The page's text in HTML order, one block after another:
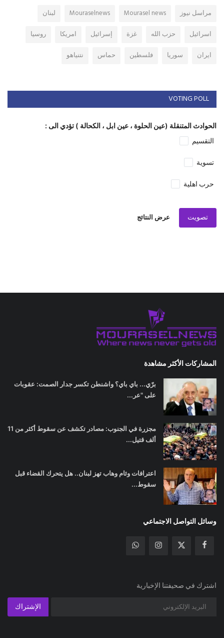
مراسل نيوز Mourasel news
Mouraselnews
لبنان
اسرائيل
حزب الله غزة إسرائيل امريكا
روسيا
ايران
سوريا فلسطين حماس نتنياهو
VOTING POLL
الحوادث المتنقلة (عين الحلوة ، عين ابل ، الكحالة ) تؤدي الى :
التقسيم
تسوية
حرب اهلية
تصويت عرض النتائج
المشاركات الأكثر مشاهدة
برّي... باي باي؟ واشنطن تكسر جدار الصمت: عقوبات
على "عر...
مجزرة في الجنوب: مصادر تكشف عن سقوط أكثر من 11
ألف قتيل...
اعترافات وئام وهاب تهز لبنان.. هل يتحرك القضاء قبل
سقوط...
وسائل التواصل الاجتماعي
اشترك في صحيفتنا الإخبارية
الإشتراك